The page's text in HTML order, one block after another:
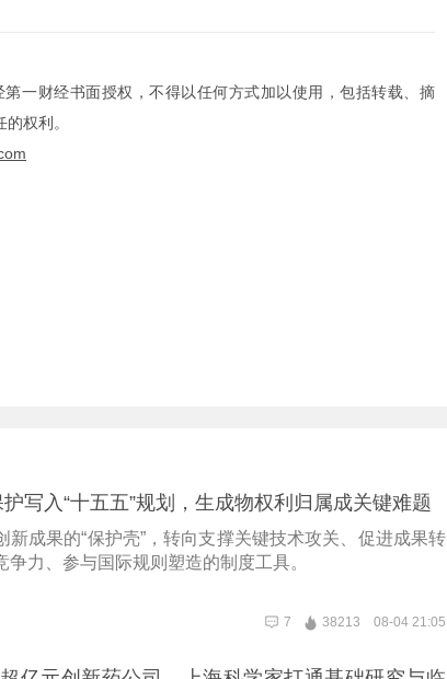
一财经书面授权，不得以任何方式加以使用，包括转载、摘
权利。
写入“十五五”规划，生成物权利归属成关键难题
新成果的“保护壳”，转向支撑关键技术攻关、促进成果转
争力、参与国际规则塑造的制度工具。
7 38213 08-04 21:05